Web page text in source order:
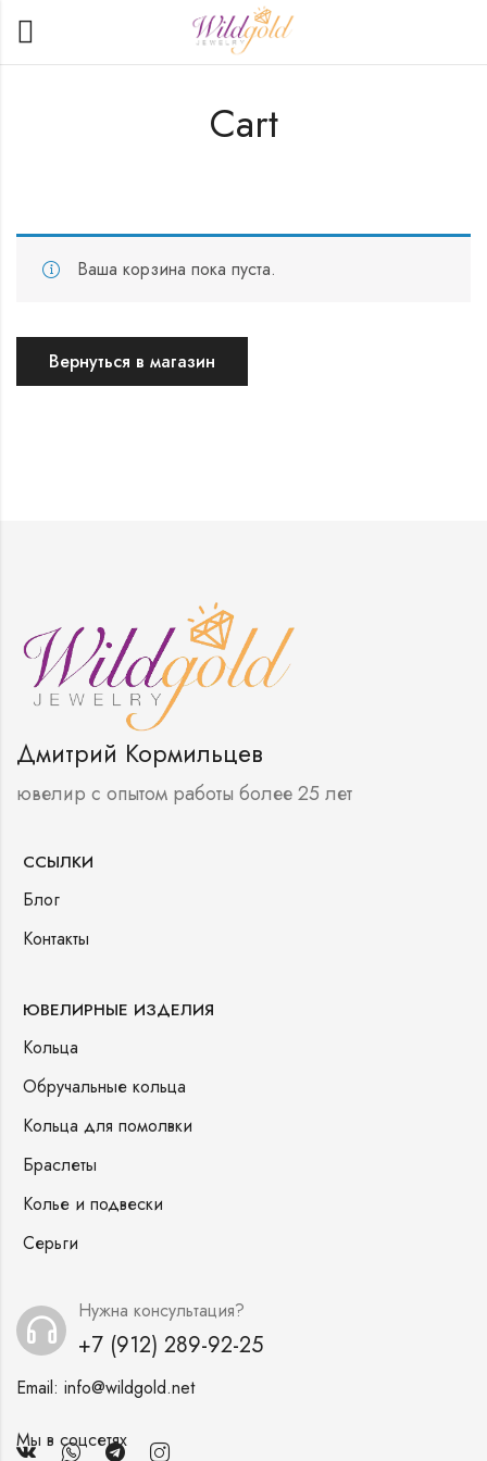
Cart
Ваша корзина пока пуста.
Вернуться в магазин
Дмитрий Кормильцев
ювелир с опытом работы более 25 лет
ССЫЛКИ
Блог
Контакты
ЮВЕЛИРНЫЕ ИЗДЕЛИЯ
Кольца
Обручальные кольца
Кольца для помолвки
Браслеты
Колье и подвески
Серьги
Нужна консультация?
+7 (912) 289-92-25
Email: info@wildgold.net
Мы в соцсетях